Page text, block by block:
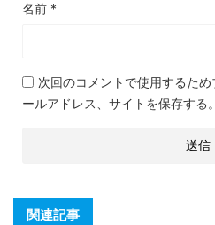
名前 *
次回のコメントで使用するた
ールアドレス、サイトを保存する。
関連記事